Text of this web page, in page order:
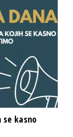
se kasno